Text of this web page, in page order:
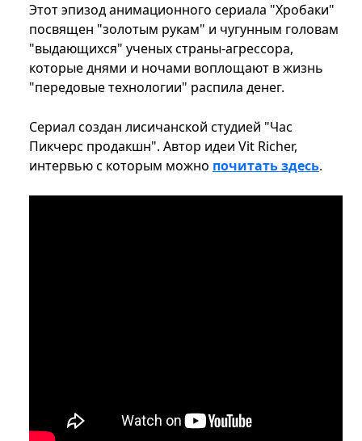
Этот эпизод анимационного сериала "Хробаки"
посвящен "золотым рукам" и чугунным головам
"выдающихся" ученых страны-агрессора,
которые днями и ночами воплощают в жизнь
"передовые технологии" распила денег.
Сериал создан лисичанской студией "Час
Пикчерс продакшн". Автор идеи Vit Richer,
интервью с которым можно почитать здесь.